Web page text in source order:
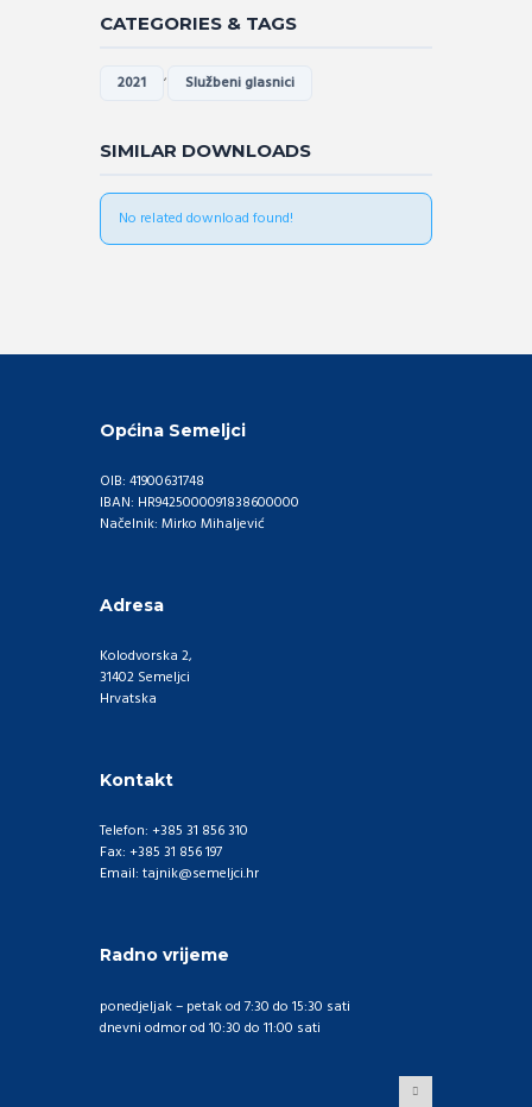
CATEGORIES & TAGS
2021 , Službeni glasnici
SIMILAR DOWNLOADS
No related download found!
Općina Semeljci
OIB: 41900631748
IBAN: HR9425000091838600000
Načelnik: Mirko Mihaljević
Adresa
Kolodvorska 2,
31402 Semeljci
Hrvatska
Kontakt
Telefon: +385 31 856 310
Fax: +385 31 856 197
Email: tajnik@semeljci.hr
Radno vrijeme
ponedjeljak – petak od 7:30 do 15:30 sati
dnevni odmor od 10:30 do 11:00 sati